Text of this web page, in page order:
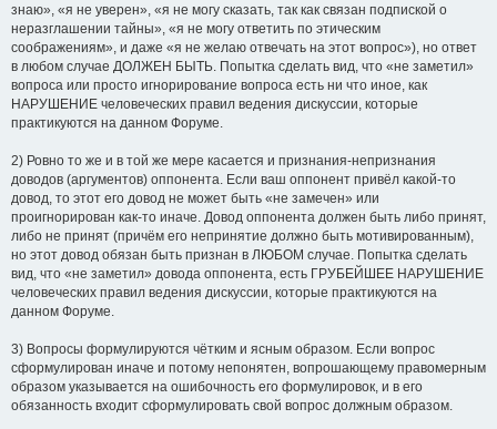
знаю», «я не уверен», «я не могу сказать, так как связан подпиской о
неразглашении тайны», «я не могу ответить по этическим
соображениям», и даже «я не желаю отвечать на этот вопрос»), но ответ
в любом случае ДОЛЖЕН БЫТЬ. Попытка сделать вид, что «не заметил»
вопроса или просто игнорирование вопроса есть ни что иное, как
НАРУШЕНИЕ человеческих правил ведения дискуссии, которые
практикуются на данном Форуме.
2) Ровно то же и в той же мере касается и признания-непризнания
доводов (аргументов) оппонента. Если ваш оппонент привёл какой-то
довод, то этот его довод не может быть «не замечен» или
проигнорирован как-то иначе. Довод оппонента должен быть либо принят,
либо не принят (причём его непринятие должно быть мотивированным),
но этот довод обязан быть признан в ЛЮБОМ случае. Попытка сделать
вид, что «не заметил» довода оппонента, есть ГРУБЕЙШЕЕ НАРУШЕНИЕ
человеческих правил ведения дискуссии, которые практикуются на
данном Форуме.
3) Вопросы формулируются чётким и ясным образом. Если вопрос
сформулирован иначе и потому непонятен, вопрошающему правомерным
образом указывается на ошибочность его формулировок, и в его
обязанность входит сформулировать свой вопрос должным образом.